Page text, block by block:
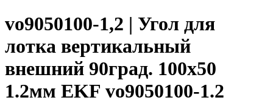
vo9050100-1,2 | Угол для
лотка вертикальный
внешний 90град. 100х50
1.2мм EKF vo9050100-1.2